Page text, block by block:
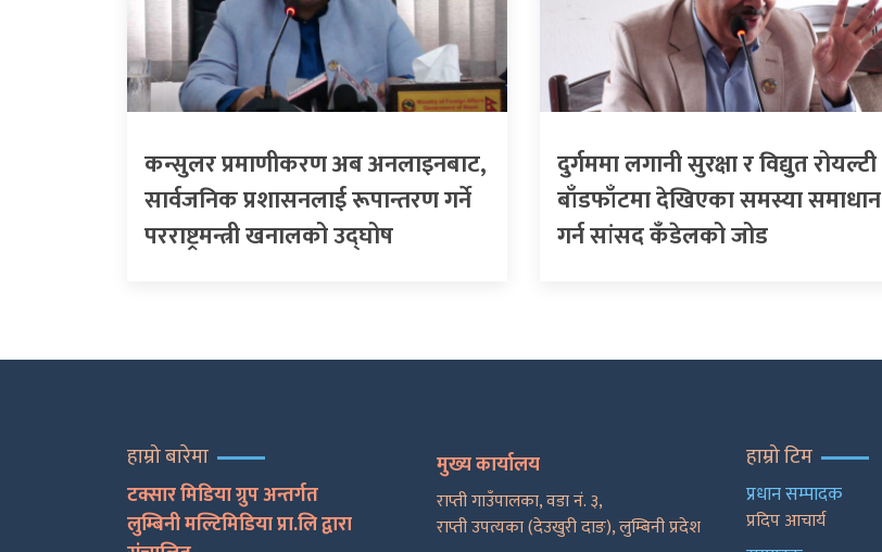
कन्सुलर प्रमाणीकरण अब अनलाइनबाट,
सार्वजनिक प्रशासनलाई रूपान्तरण गर्ने
परराष्ट्रमन्त्री खनालको उद्घोष
दुर्गममा लगानी सुरक्षा र विद्युत रोयल्टी
बाँडफाँटमा देखिएका समस्या समाधान
गर्न सांसद कँडेलको जोड
हाम्रो बारेमा
टक्सार मिडिया ग्रुप अन्तर्गत
लुम्बिनी मल्टिमिडिया प्रा.लि द्वारा
मुख्य कार्यालय
राप्ती गाउँपालका, वडा नं. ३,
राप्ती उपत्यका (देउखुरी दाङ), लुम्बिनी प्रदेश
हाम्रो टिम
प्रधान सम्पादक
प्रदिप आचार्य